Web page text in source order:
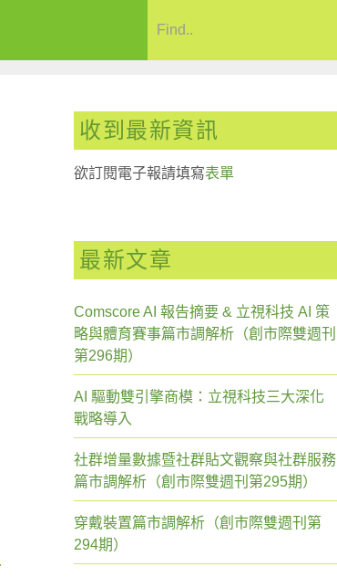
收到最新資訊
欲訂閱電子報請填寫表單
最新文章
Comscore AI 報告摘要 & 立視科技 AI 策
略與體育賽事篇市調解析（創市際雙週刊
第296期）
AI 驅動雙引擎商模：立視科技三大深化
戰略導入
社群增量數據暨社群貼文觀察與社群服務
篇市調解析（創市際雙週刊第295期）
穿戴裝置篇市調解析（創市際雙週刊第
294期）